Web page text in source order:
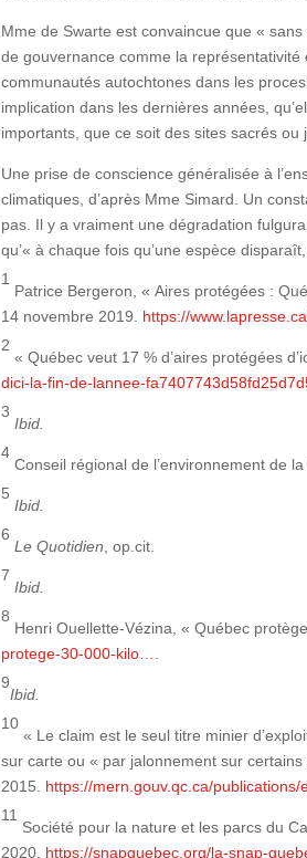
Mme de Swarte est convaincue que «
de gouvernance comme la
communautés autochtones dans les
implication dans les dernières années,
importants, que ce soit des sites sacrés
Une prise de conscience généralisée à
climatiques, d’après Mme Simard. Un
pas. Il y a vraiment une dégradation
qu’« à chaque fois qu’une espèce
1
Patrice Bergeron, « Aires protégées :
14 novembre 2019. https://
2
« Québec veut 17 % d’aires protégées
dici-la-fin-de-lannee-
3
Ibid.
4
Conseil régional de l’environnement de
5
Ibid.
6
Le Quotidien , op.cit.
7
Ibid.
8
Henri Ouellette-Vézina, « Québec
protege-30-000-kilo…
9
Ibid.
10
« Le claim est le seul titre minier
sur carte ou « par jalonnement sur
2015. https://mern.gouv.qc.ca/
11
Société pour la nature et les parcs du
2020. https://snapquebec.org/la-snap-